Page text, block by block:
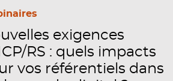
démontrer concrètement
la productivité et la
des organisations ?
exigences
RS : quels impacts
vos référentiels dans